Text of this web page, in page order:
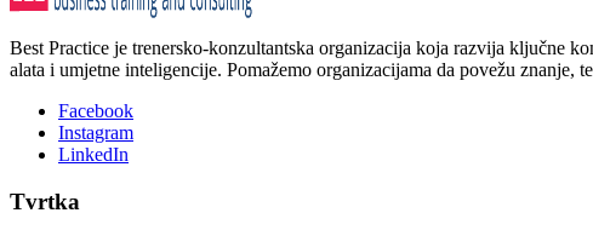
Best Practice je trenersko-konzultantska organizacija koja razvija ključne
alata i umjetne inteligencije. Pomažemo organizacijama da povežu znanje,
Facebook
Instagram
LinkedIn
Tvrtka